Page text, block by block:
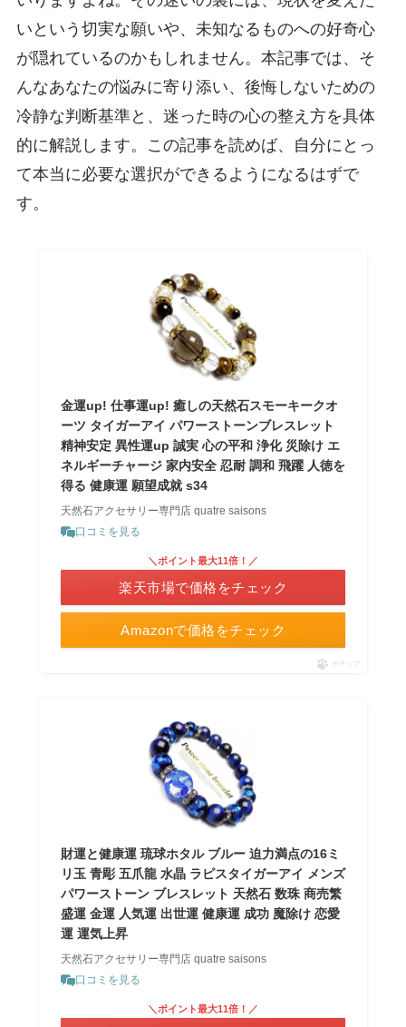
いという切実な願いや、未知なるものへの好奇心
が隠れているのかもしれません。本記事では、そ
んなあなたの悩みに寄り添い、後悔しないための
冷静な判断基準と、迷った時の心の整え方を具体
的に解説します。この記事を読めば、自分にとっ
て本当に必要な選択ができるようになるはずで
す。
金運up! 仕事運up! 癒しの天然石スモーキークオ
ーツ タイガーアイ パワーストーンブレスレット
精神安定 異性運up 誠実 心の平和 浄化 災除け エ
ネルギーチャージ 家内安全 忍耐 調和 飛躍 人徳を
得る 健康運 願望成就 s34
天然石アクセサリー専門店 quatre saisons
口コミを見る
Amazonで価格をチェック
＼ポイント最大11倍！／
楽天市場で価格をチェック
ポチップ
財運と健康運 琉球ホタル ブルー 迫力満点の16ミ
リ玉 青彫 五爪龍 水晶 ラピスタイガーアイ メンズ
パワーストーン ブレスレット 天然石 数珠 商売繁
盛運 金運 人気運 出世運 健康運 成功 魔除け 恋愛
運 運気上昇
天然石アクセサリー専門店 quatre saisons
口コミを見る
＼ポイント最大11倍！／